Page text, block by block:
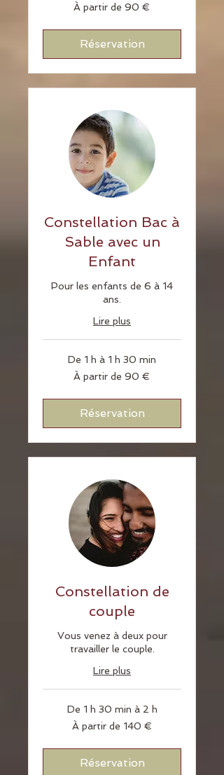
À partir de 90 €
Réservation
Constellation Bac à
Sable avec un
Enfant
Pour les enfants de 6 à 14
ans.
Lire plus
De 1 h à 1 h 30 min
À partir de 90 €
Réservation
Constellation de
couple
Vous venez à deux pour
travailler le couple.
Lire plus
De 1 h 30 min à 2 h
À partir de 140 €
Réservation